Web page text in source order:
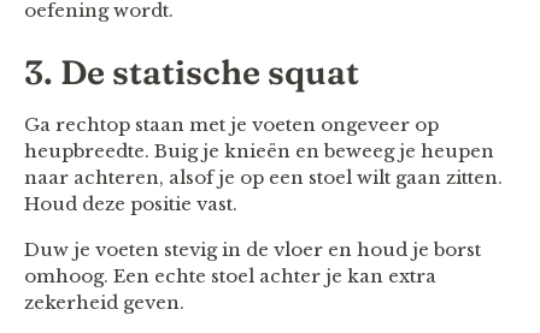
oefening wordt.
3. De statische squat
Ga rechtop staan met je voeten ongeveer op
heupbreedte. Buig je knieën en beweeg je heupen
naar achteren, alsof je op een stoel wilt gaan zitten.
Houd deze positie vast.
Duw je voeten stevig in de vloer en houd je borst
omhoog. Een echte stoel achter je kan extra
zekerheid geven.